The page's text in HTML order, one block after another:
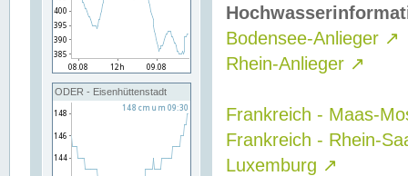
ODER - Eisenhüttenstadt
Bodensee-Anlieger ↗
Rhein-Anlieger ↗
Frankreich - Maas-
Frankreich - Rhein-
Luxemburg ↗